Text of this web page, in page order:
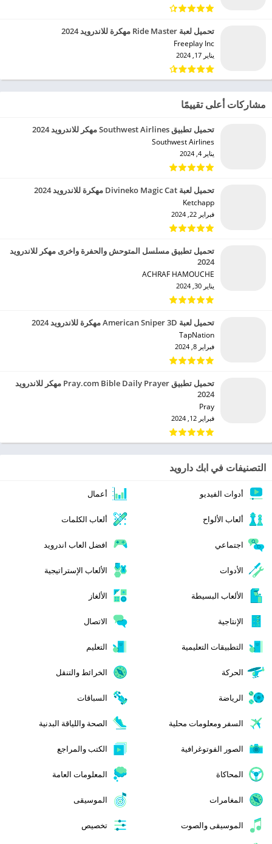
تحميل لعبة Ride Master مهكرة للاندرويد 2024
Freeplay Inc‏
يناير 17, 2024
مشاركات أعلى تقييمًا
تحميل تطبيق Southwest Airlines مهكر للاندرويد 2024
Southwest Airlines‏
يناير 4, 2024
تحميل لعبة Divineko Magic Cat مهكرة للاندرويد 2024
Ketchapp‏
فبراير 22, 2024
تحميل تطبيق مسلسل المتوحش والحفرة واخرى مهكر للاندرويد
2024
ACHRAF HAMOUCHE‏
يناير 30, 2024
تحميل لعبة American Sniper 3D مهكرة للاندرويد 2024
TapNation‏
فبراير 8, 2024
تحميل تطبيق Pray.com Bible Daily Prayer مهكر للاندرويد
2024
Pray‏
فبراير 12, 2024
التصنيفات في ابك دارويد
أدوات الفيديو أعمال
ألعاب الألواح ألعاب الكلمات
اجتماعي افضل العاب اندرويد
الأدوات الألعاب الإستراتيجية
الألعاب البسيطة الألغاز
الإنتاجية الاتصال
التطبيقات التعليمية التعليم
الحركة الخرائط والتنقل
الرياضة السباقات
السفر ومعلومات محلية الصحة واللياقة البدنية
الصور الفوتوغرافية الكتب والمراجع
المحاكاة المعلومات العامة
المغامرات الموسيقى
الموسيقى والصوت تخصيص